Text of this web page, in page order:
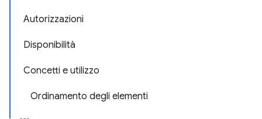
Autorizzazioni
Disponibilità
Concetti e utilizzo
Ordinamento degli elementi